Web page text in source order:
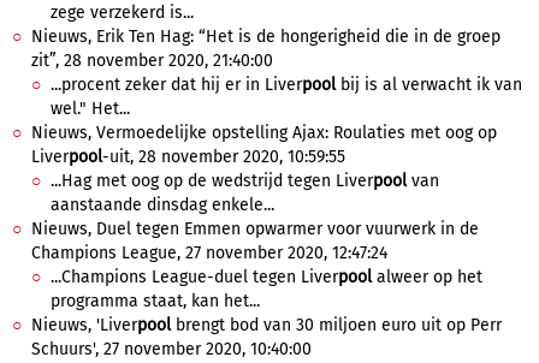
zege verzekerd is...
Nieuws, Erik Ten Hag: “Het is de hongerigheid die in de groep
zit”, 28 november 2020, 21:40:00
...procent zeker dat hij er in Liverpoolbij is al verwacht ik van
wel." Het...
Nieuws, Vermoedelijke opstelling Ajax: Roulaties met oog op
Liverpool-uit, 28 november 2020, 10:59:55
...Hag met oog op de wedstrijd tegen Liverpoolvan
aanstaande dinsdag enkele...
Nieuws, Duel tegen Emmen opwarmer voor vuurwerk in de
Champions League, 27 november 2020, 12:47:24
...Champions League-duel tegen Liverpoolalweer op het
programma staat, kan het...
Nieuws, 'Liverpoolbrengt bod van 30 miljoen euro uit op Perr
Schuurs', 27 november 2020, 10:40:00